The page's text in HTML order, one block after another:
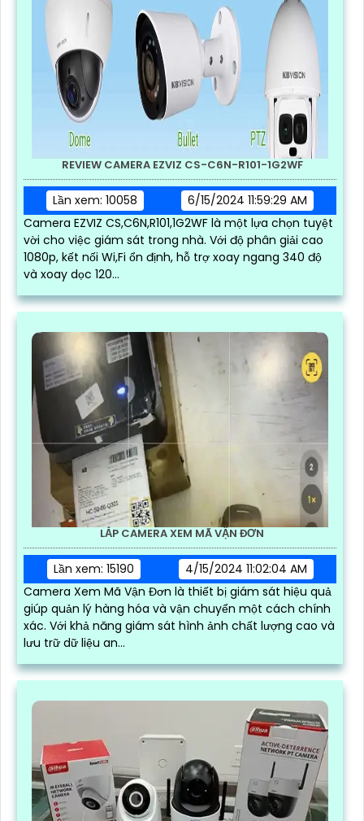
REVIEW CAMERA EZVIZ CS-C6N-R101-1G2WF
Lần xem: 10058
6/15/2024 11:59:29 AM
Camera EZVIZ CS,C6N,R101,1G2WF là một lựa chọn tuyệt
vời cho việc giám sát trong nhà. Với độ phân giải cao
1080p, kết nối Wi,Fi ổn định, hỗ trợ xoay ngang 340 độ
và xoay dọc 120...
LẮP CAMERA XEM MÃ VẬN ĐƠN
Lần xem: 15190
4/15/2024 11:02:04 AM
Camera Xem Mã Vận Đơn là thiết bị giám sát hiệu quả
giúp quản lý hàng hóa và vận chuyển một cách chính
xác. Với khả năng giám sát hình ảnh chất lượng cao và
lưu trữ dữ liệu an...